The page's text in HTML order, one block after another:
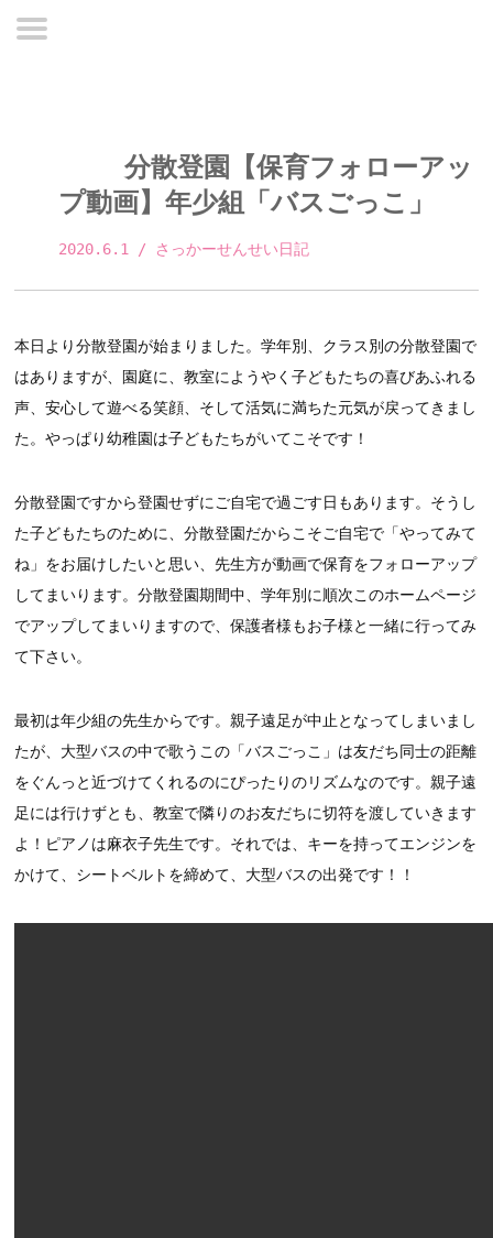
分散登園【保育フォローアッ
プ動画】年少組「バスごっこ」
2020.6.1 / さっかーせんせい日記
本日より分散登園が始まりました。学年別、クラス別の分散登園で
はありますが、園庭に、教室にようやく子どもたちの喜びあふれる
声、安心して遊べる笑顔、そして活気に満ちた元気が戻ってきまし
た。やっぱり幼稚園は子どもたちがいてこそです！
分散登園ですから登園せずにご自宅で過ごす日もあります。そうし
た子どもたちのために、分散登園だからこそご自宅で「やってみて
ね」をお届けしたいと思い、先生方が動画で保育をフォローアップ
してまいります。分散登園期間中、学年別に順次このホームページ
でアップしてまいりますので、保護者様もお子様と一緒に行ってみ
て下さい。
最初は年少組の先生からです。親子遠足が中止となってしまいまし
たが、大型バスの中で歌うこの「バスごっこ」は友だち同士の距離
をぐんっと近づけてくれるのにぴったりのリズムなのです。親子遠
足には行けずとも、教室で隣りのお友だちに切符を渡していきます
よ！ピアノは麻衣子先生です。それでは、キーを持ってエンジンを
かけて、シートベルトを締めて、大型バスの出発です！！